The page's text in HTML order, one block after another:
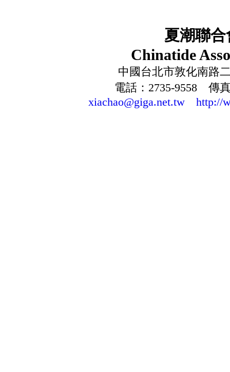
夏潮聯合
Chinatide
中國台北市敦化南路
電話：2735-9558 傳
xiachao@giga.net.tw
http://